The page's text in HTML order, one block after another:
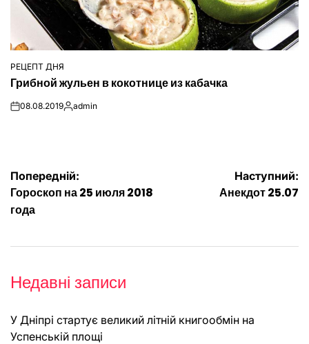
ОПУБЛІКУВАТИ
РЕЦЕПТ ДНЯ
Грибной жульен в кокотнице из кабачка
on08.08.2019Опубліковано
admin
Навігація
записів
Попередній:
Гороскоп на 25 июля 2018
года
Наступний:
Анекдот 25.07
Недавні записи
У Дніпрі стартує великий літній книгообмін на
Успенській площі